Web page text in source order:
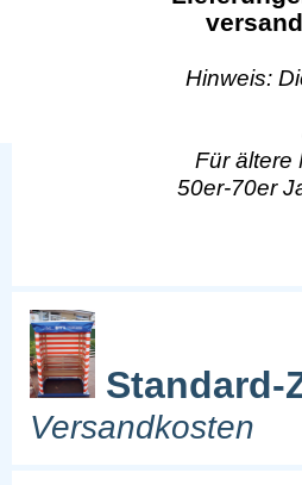
Hinweis:
Für ältere
50er-70er
Versandkosten